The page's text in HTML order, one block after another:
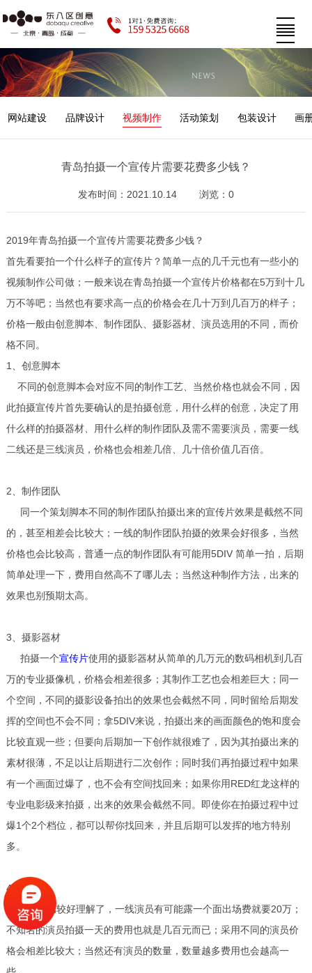
网站建设 品牌设计 视频制作 活动策划 包装设计 画
青岛拍摄一个宣传片需要花费多少钱？
发布时间：2021.10.14 浏览：0
2019年青岛拍摄一个宣传片需要花费多少钱？
首先看要拍一个什么样子的宣传片？简单一点的几千元也有一些小的
视频制作公司做；一般来说在青岛拍摄一个宣传片价格都在5万到十几
万不等吧；当然也有要求高一点的价格会在几十万到几百万的样子；
价格一般由创意脚本、制作团队、摄影器材、演员选用的不同，而价
格不同。
1、创意脚本
不同的创意脚本会对应不同的制作工艺、当然价格也就会不同，因
此拍摄宣传片首先要确认的是拍摄创意，用什么样的创意，决定了用
什么样的拍摄器材、用什么样的制作团队及需不需要演员，需要一线
二线还是三线演员，价格也会相差几倍、几十倍价值几百倍。
2、制作团队
同一个策划脚本不同的制作团队拍摄出来的宣传片效果是截然不同
的，甚至相差会比较大；一线的制作团队拍摄的效果会好很多，当然
价格也会比较高，普通一点的制作团队有可能用5DIV 简单一拍，后期
简单处理一下，费用自然高不了哪儿去；当然这种制作方法，出来的
效果也别预期太高。
3、摄影器材
拍摄一个宣传片使用的摄影器材从简单的几万元的数码相机到几百
万的专业摄像机，价格会相差很多；其制作工艺也会相差巨大；同一
个空间，不同的摄影设备拍出的效果也会截然不同，同时留给后期发
挥的空间也不会不同；拿5DIV来说，拍摄出来的画面颜色的饱和度会
比较直观一些；但要向后期加一下创作就很难了，因为其拍摄出来的
素材很薄，不足以让后期进行二次创作；同时我们再拍摄过程中如果
有一个画面过爆了，也不会有空间找回来；如果你用RED红龙这样的
专业电影级来拍摄，出来的效果会截然不同。即使你在拍摄过程中过
爆1个2个档位，都可以帮你找回来，并且后期可以发挥的地方特别
多。
4、演员
演员就比较好理解了，一线演员有可能露一个面出场费就要20万；
不知名的演员拍摄一天的费用也就是几百元而已；采用不同的演员价
格会相差比较大；当然还有演员的数量，数量越多费用也会越高一